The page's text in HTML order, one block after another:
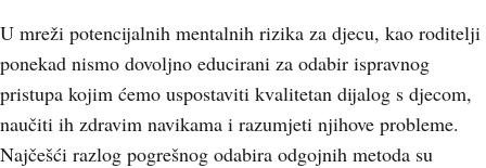
U mreži potencijalnih mentalnih rizika za djecu, kao roditelji
ponekad nismo dovoljno educirani za odabir ispravnog
pristupa kojim ćemo uspostaviti kvalitetan dijalog s djecom,
naučiti ih zdravim navikama i razumjeti njihove probleme.
Najčešći razlog pogrešnog odabira odgojnih metoda su